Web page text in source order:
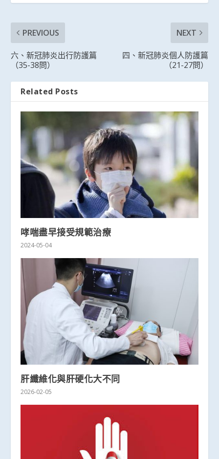
PREVIOUS
六、新冠肺炎出行防護篇
（35-38問）
NEXT
四、新冠肺炎個人防護篇
（21-27問）
Related Posts
哮喘盡早接受規範治療
2024-05-04
肝纖維化與肝硬化大不同
2026-02-05